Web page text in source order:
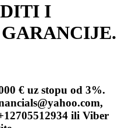
I
€ uz stopu od 3%.
ili Viber